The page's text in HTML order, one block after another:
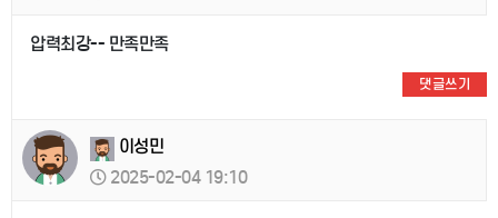
압력최강-- 만족만족
댓글쓰기
이성민
2025-02-04 19:10